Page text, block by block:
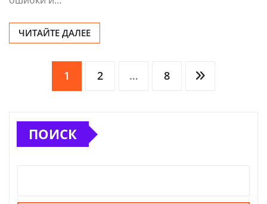
ЧИТАЙТЕ ДАЛЕЕ
Пагинация
1 2 … 8
ПОИСК